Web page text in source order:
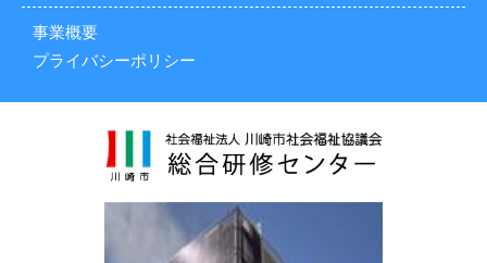
事業概要
プライバシーポリシー